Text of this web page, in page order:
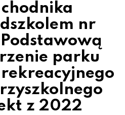
nr
parku
z 2022